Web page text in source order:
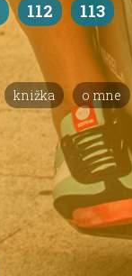
112 113
knižka o mne